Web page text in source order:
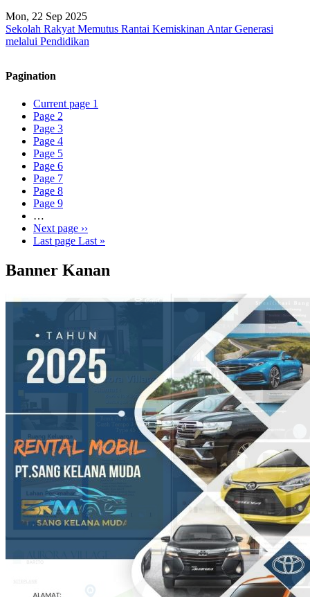
Mon, 22 Sep 2025
Sekolah Rakyat Memutus Rantai Kemiskinan Antar Generasi
melalui Pendidikan
Pagination
Current page 1
Page 2
Page 3
Page 4
Page 5
Page 6
Page 7
Page 8
Page 9
…
Next page ››
Last page Last »
Banner Kanan